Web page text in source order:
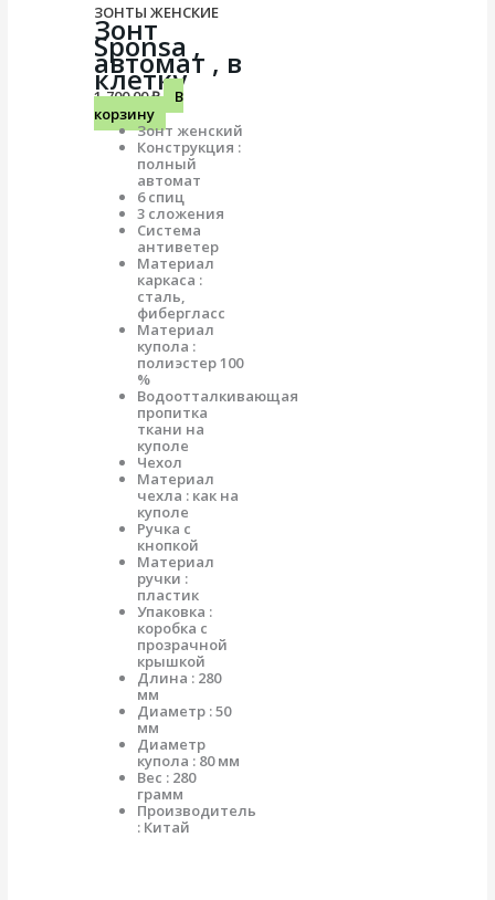
ЗОНТЫ ЖЕНСКИЕ
Зонт
Sponsa ,
автомат , в
клетку
1,700.00₽
В
корзину
Зонт женский
Конструкция :
полный
автомат
6 спиц
3 сложения
Система
антиветер
Материал
каркаса :
сталь,
фибергласс
Материал
купола :
полиэстер 100
%
Водоотталкивающая
пропитка
ткани на
куполе
Чехол
Материал
чехла : как на
куполе
Ручка с
кнопкой
Материал
ручки :
пластик
Упаковка :
коробка с
прозрачной
крышкой
Длина : 280
мм
Диаметр : 50
мм
Диаметр
купола : 80 мм
Вес : 280
грамм
Производитель
: Китай